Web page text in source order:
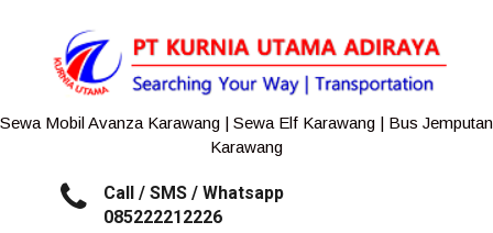
Sewa Mobil Avanza Karawang | Sewa Elf Karawang | Bus Jemputan
Karawang
Call / SMS / Whatsapp
085222212226